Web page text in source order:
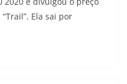
Ela sai por